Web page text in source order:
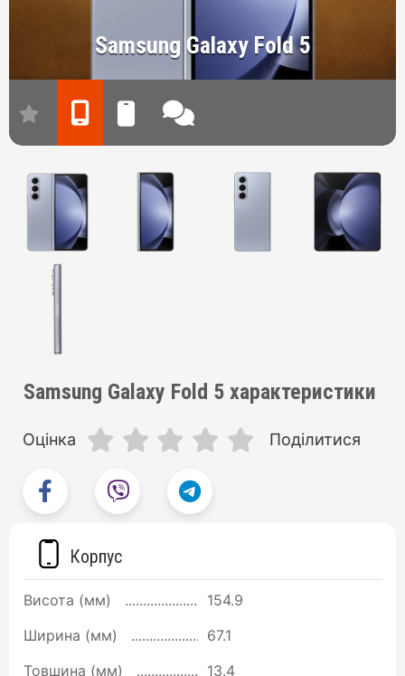
Samsung Galaxy Fold 5
Samsung Galaxy Fold 5 характеристики
Оцінка Поділитися
Корпус
Висота (мм)
154.9
Ширина (мм)
67.1
Товшина (мм)
13.4